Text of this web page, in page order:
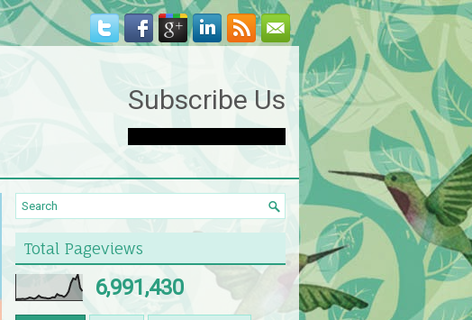
Subscribe Us
Total Pageviews
6,991,430